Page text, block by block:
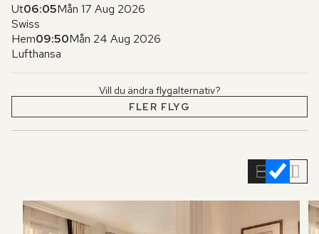
Ut06:05Mån 17 Aug 2026
Swiss
Hem09:50Mån 24 Aug 2026
Lufthansa
Vill du ändra flygalternativ?
FLER FLYG